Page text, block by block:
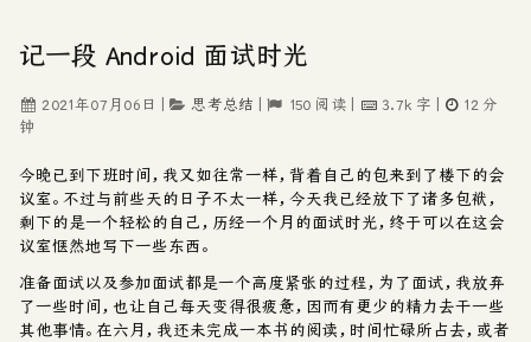
记一段 Android 面试时光
2021年07月06日 思考总结 | 150 阅读 3.7k 字 12 分
钟
今晚已到下班时间，我又如往常一样，背着自己的包来到了楼下的会
议室。不过与前些天的日子不太一样，今天我已经放下了诸多包袱，
剩下的是一个轻松的自己，历经一个月的面试时光，终于可以在这会
议室惬然地写下一些东西。
准备面试以及参加面试都是一个高度紧张的过程，为了面试，我放弃
了一些时间，也让自己每天变得很疲惫，因而有更少的精力去干一些
其他事情。在六月，我还未完成一本书的阅读，时间忙碌所占去，或者